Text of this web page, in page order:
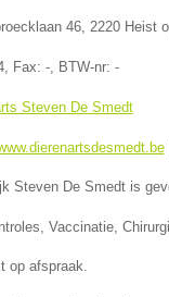
46, 2220 Heist
, Fax: -, BTW-nr: -
Steven De Smedt
|
Steven De Smedt is
Vaccinatie,
op afspraak.